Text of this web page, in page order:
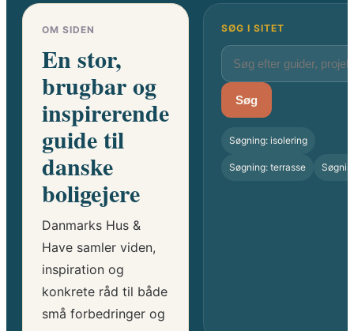
OM SIDEN
En stor,
brugbar og
inspirerende
guide til
danske
boligejere
Danmarks Hus &
Have samler viden,
inspiration og
konkrete råd til både
små forbedringer og
SØG I SITET
Søg
Søgning: isolering
Søgning: terrasse